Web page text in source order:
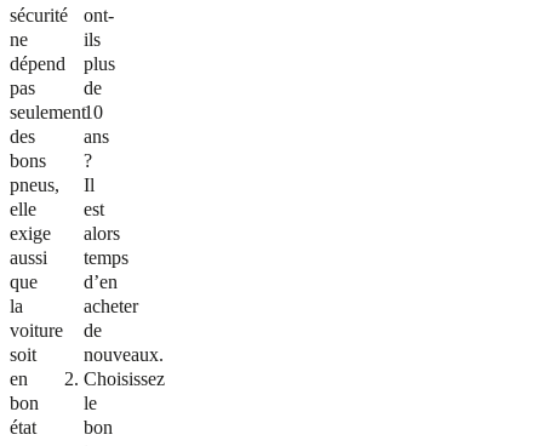
sécurité
ne
dépend
pas
seulement
des
bons
pneus,
elle
exige
aussi
que
la
voiture
soit
en
bon
état
ont-
ils
plus
de
10
ans
?
Il
est
alors
temps
d’en
acheter
de
nouveaux.
Choisissez
le
bon